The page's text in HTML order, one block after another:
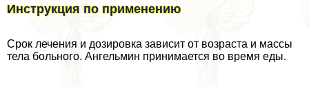
Инструкция по применению
Срок лечения и дозировка зависит от возраста и массы
тела больного. Ангельмин принимается во время еды.